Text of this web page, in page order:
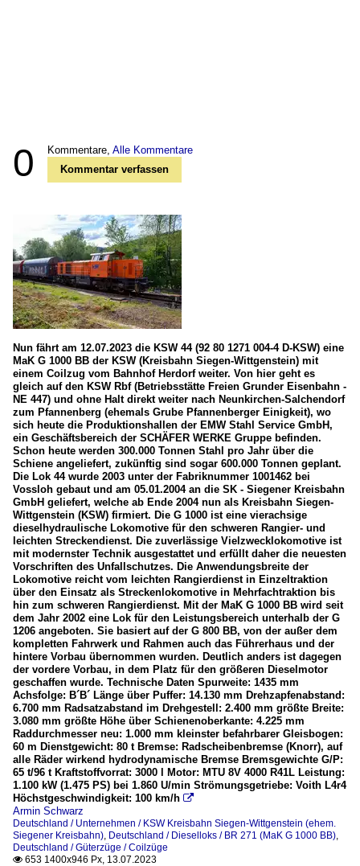
0 Kommentare, Alle Kommentare
Kommentar verfassen
Nun fährt am 12.07.2023 die KSW 44 (92 80 1271 004-4 D-KSW) eine
MaK G 1000 BB der KSW (Kreisbahn Siegen-Wittgenstein) mit
einem Coilzug vom Bahnhof Herdorf weiter. Von hier geht es
gleich auf den KSW Rbf (Betriebsstätte Freien Grunder Eisenbahn -
NE 447) und ohne Halt direkt weiter nach Neunkirchen-Salchendorf
zum Pfannenberg (ehemals Grube Pfannenberger Einigkeit), wo
sich heute die Produktionshallen der EMW Stahl Service GmbH,
ein Geschäftsbereich der SCHÄFER WERKE Gruppe befinden.
Schon heute werden 300.000 Tonnen Stahl pro Jahr über die
Schiene angeliefert, zukünftig sind sogar 600.000 Tonnen geplant.
Die Lok 44 wurde 2003 unter der Fabriknummer 1001462 bei
Vossloh gebaut und am 05.01.2004 an die SK - Siegener Kreisbahn
GmbH geliefert, welche ab Ende 2004 nun als Kreisbahn Siegen-
Wittgenstein (KSW) firmiert. Die G 1000 ist eine vierachsige
dieselhydraulische Lokomotive für den schweren Rangier- und
leichten Streckendienst. Die zuverlässige Vielzwecklokomotive ist
mit modernster Technik ausgestattet und erfüllt daher die neuesten
Vorschriften des Unfallschutzes. Die Anwendungsbreite der
Lokomotive reicht vom leichten Rangierdienst in Einzeltraktion
über den Einsatz als Streckenlokomotive in Mehrfachtraktion bis
hin zum schweren Rangierdienst. Mit der MaK G 1000 BB wird seit
dem Jahr 2002 eine Lok für den Leistungsbereich unterhalb der G
1206 angeboten. Sie basiert auf der G 800 BB, von der außer dem
kompletten Fahrwerk und Rahmen auch das Führerhaus und der
hintere Vorbau übernommen wurden. Deutlich anders ist dagegen
der vordere Vorbau, in dem Platz für den größeren Dieselmotor
geschaffen wurde. Technische Daten Spurweite: 1435 mm
Achsfolge: B´B´ Länge über Puffer: 14.130 mm Drehzapfenabstand:
6.700 mm Radsatzabstand im Drehgestell: 2.400 mm größte Breite:
3.080 mm größte Höhe über Schienenoberkante: 4.225 mm
Raddurchmesser neu: 1.000 mm kleinster befahrbarer Gleisbogen:
60 m Dienstgewicht: 80 t Bremse: Radscheibenbremse (Knorr), auf
alle Räder wirkend hydrodynamische Bremse Bremsgewichte G/P:
65 t/96 t Kraftstoffvorrat: 3000 l Motor: MTU 8V 4000 R41L Leistung:
1.100 kW (1.475 PS) bei 1.860 U/min Strömungsgetriebe: Voith L4r4
Höchstgeschwindigkeit: 100 km/h 
Armin Schwarz
Deutschland / Unternehmen / KSW Kreisbahn Siegen-Wittgenstein (ehem.
Siegener Kreisbahn), Deutschland / Dieselloks / BR 271 (MaK G 1000 BB),
Deutschland / Güterzüge / Coilzüge
 653 1400x946 Px, 13.07.2023